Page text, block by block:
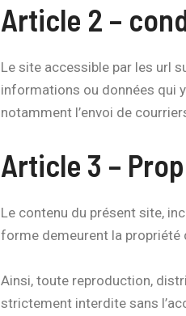
Article 2 –
Le site accessible par les url
informations ou données qui
notamment l’envoi de
Article 3 –
Le contenu du présent site,
forme demeurent la propriété
Ainsi, toute reproduction,
strictement interdite sans